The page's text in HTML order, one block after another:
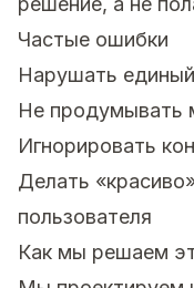
Частые ошибки
Нарушать
Не продумывать
Игнорировать
Делать
пользователя
Как мы решаем